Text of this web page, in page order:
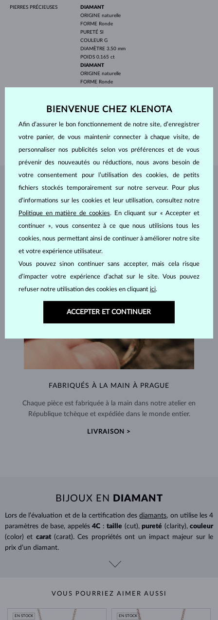
PIERRES PRÉCIEUSES
DIAMANT
ORIGINE naturelle
FORME Ronde
PURETÉ SI
COULEUR G
DIAMÈTRE 3.50 mm
POIDS 0.165 ct
DIAMANT
ORIGINE naturelle
FORME Ronde
DIAMÈTRE1.1 mm
BIJOUX DEL'ATELIER KLENOTA
FABRIQUÉS À LA MAIN À PRAGUE
Chaque pièce est fabriquée à la main dans notre atelier en
République tchèque et expédiée dans le monde entier.
LIVRAISON >
BIJOUX EN DIAMANT
Lors de l’évaluation et de la certification desdiamants, on utilise les 4
paramètres de base, appelés 4C : taille (cut), pureté (clarity), couleur
(color) et carat (carat). Ces propriétés ont un impact majeur sur le
prix d’un diamant.
VOUS POURRIEZ AIMER AUSSI
EN STOCK EN STOCK
BIENVENUE CHEZ KLENOTA
Afin d’assurer le bon fonctionnement de notre site, d’enregistrer
votre panier, de vous maintenir connecter à chaque visite, de
personnaliser nos publicités selon vos préférences et de vous
prévenir des nouveautés ou réductions, nous avons besoin de
votre consentement pour l’utilisation des cookies, de petits
fichiers stockés temporairement sur notre serveur. Pour plus
d’informations sur les cookies et leur utilisation, consultez notre
Politique en matière de cookies. En cliquant sur « Accepter et
continuer », vous consentez à ce que nous utilisions tous les
cookies, nous permettant ainsi de continuer à améliorer notre site
et votre expérience utilisateur.
Vous pouvez sinon continuer sans accepter, mais cela risque
d’impacter votre expérience d’achat sur le site. Vous pouvez
refuser notre utilisation des cookies en cliquant ici.
ACCEPTER ET CONTINUER